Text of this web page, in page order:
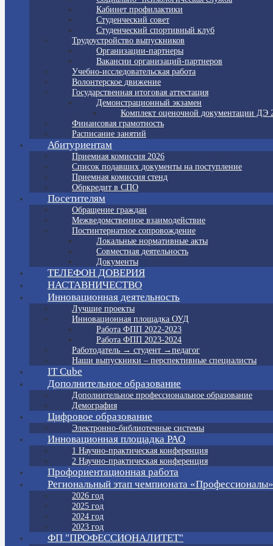
Кабинет профилактики
Студенческий совет
Студенческий спортивный клуб
Трудоустройство выпускников
Организации-партнеры
Вакансии организаций-партнеров
Учебно-исследовательская работа
Волонтерское движение
Государственная итоговая аттестация
Демонстрационный экзамен
Комплект оценочной документации ДЭ
Финансовая грамотность
Расписание занятий
Абитуриентам
Приемная комиссия 2026
Список подавших документы на поступление
Приемная комиссия стенд
Обркредит в СПО
Посетителям
Обращение граждан
Межведомственное взаимодействие
Постинтернатное сопровождение
Локальные нормативные акты
Совместная деятельность
Документы
ТЕЛЕФОН ДОВЕРИЯ
НАСТАВНИЧЕСТВО
Инновационная деятельность
Лучшие проекты
Инновационная площадка ОУД
Работа ФПП 2022-2023
Работа ФПП 2023-2024
Работодатель → студент →педагог
Наши выпускники – перспективные специалисты
IT Cube
Дополнительное образование
Дополнительное профессиональное образование
Демография
Цифровое образование
Электронно-библиотечные системы
Инновационная площадка РАО
1 Научно-практическая конференция
2 Научно-практическая конференция
Профориентационная работа
Региональный этап чемпионата «Профессионалы»
2026 год
2025 год
2024 год
2023 год
ФП "ПРОФЕССИОНАЛИТЕТ"